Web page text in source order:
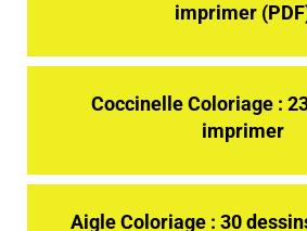
imprimer
Coccinelle Coloriage :
imprimer
Aigle Coloriage : 30